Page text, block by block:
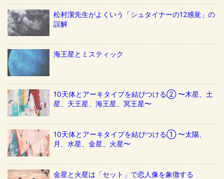
松村潔先生がよくいう「シュタイナーの12感覚」の
誤解
海王星とミスティック
10天体とアーキタイプを結びつける② 〜木星、土
星、天王星、海王星、冥王星〜
10天体とアーキタイプを結びつける① 〜太陽、
月、水星、金星、火星〜
金星と火星は「セット」で恋人像を象徴する